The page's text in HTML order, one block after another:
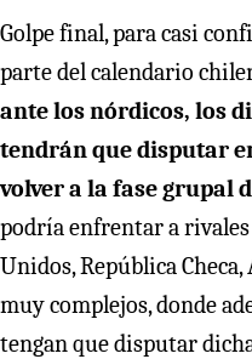
Golpe final, para casi
parte del calendario
ante los nórdicos, los
tendrán que disputar
volver a la fase grupal
podría enfrentar a
Unidos, República
muy complejos, donde
tengan que disputar